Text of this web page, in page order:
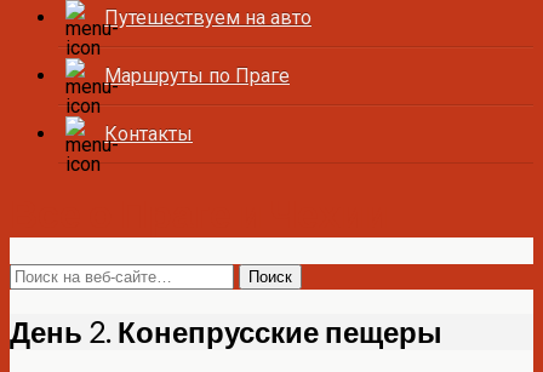
Путешествуем на авто
Маршруты по Праге
Контакты
День 2. Конепрусские пещеры